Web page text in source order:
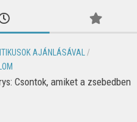
AJÁNLÁSÁVAL
/
Csontok, amiket a zsebedben